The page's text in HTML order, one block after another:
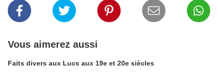
Vous aimerez aussi
Faits divers aux Lucs aux 19e et 20e siècles